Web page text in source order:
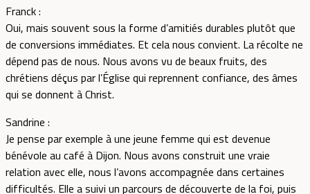
Franck :
Oui, mais souvent sous la forme d’amitiés durables plutôt que
de conversions immédiates. Et cela nous convient. La récolte ne
dépend pas de nous. Nous avons vu de beaux fruits, des
chrétiens déçus par l’Église qui reprennent confiance, des âmes
qui se donnent à Christ.
Sandrine :
Je pense par exemple à une jeune femme qui est devenue
bénévole au café à Dijon. Nous avons construit une vraie
relation avec elle, nous l’avons accompagnée dans certaines
difficultés. Elle a suivi un parcours de découverte de la foi, puis